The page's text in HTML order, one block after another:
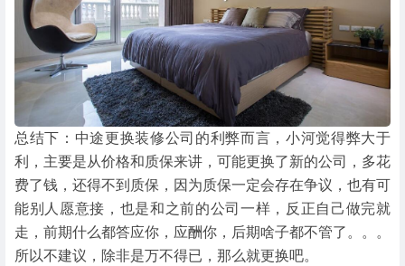
总结下：中途更换装修公司的利弊而言，小河觉得弊大于
利，主要是从价格和质保来讲，可能更换了新的公司，多花
费了钱，还得不到质保，因为质保一定会存在争议，也有可
能别人愿意接，也是和之前的公司一样，反正自己做完就
走，前期什么都答应你，应酬你，后期啥子都不管了。。。
所以不建议，除非是万不得已，那么就更换吧。